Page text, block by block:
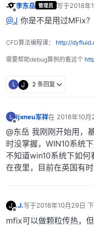
李东岳 管理员 写于2018年
最后由 编辑
@J 你是不是用过MFix？
CFD算法编程课： http://
需要帮助debug算例的看这个
L 2 条回复
L
离线
ljxneu军祥在 2018年10月
最后由 编辑
@东岳 我刚刚开始用，
时没掌握，WIN10系统
不知道win10系统下如
在夜里，目前在英国有时
.J.写于2018年10月29日
最后由 编辑
mfix可以做颗粒传热，